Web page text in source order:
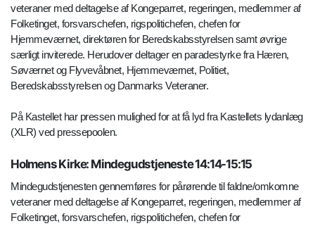
veteraner med deltagelse af Kongeparret, regeringen, medlemmer af
Folketinget, forsvarschefen, rigspolitichefen, chefen for
Hjemmeværnet, direktøren for Beredskabsstyrelsen samt øvrige
særligt inviterede. Herudover deltager en paradestyrke fra Hæren,
Søværnet og Flyvevåbnet, Hjemmeværnet, Politiet,
Beredskabsstyrelsen og Danmarks Veteraner.
På Kastellet har pressen mulighed for at få lyd fra Kastellets lydanlæg
(XLR) ved pressepoolen.
Holmens Kirke: Mindegudstjeneste 14:14-15:15
Mindegudstjenesten gennemføres for pårørende til faldne/omkomne
veteraner med deltagelse af Kongeparret, regeringen, medlemmer af
Folketinget, forsvarschefen, rigspolitichefen, chefen for